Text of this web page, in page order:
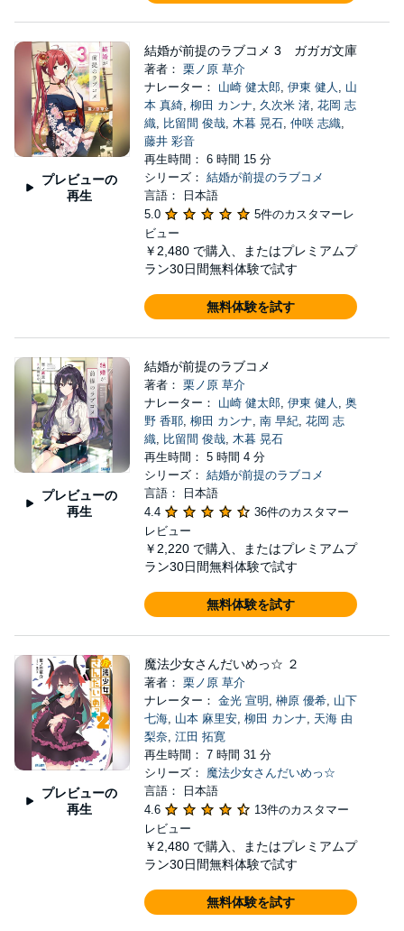
プレビューの
再生
結婚が前提のラブコメ 3 ガガガ文庫
著者： 栗ノ原 草介
ナレーター： 山崎 健太郎, 伊東 健人 , 山
本 真綺, 柳田 カンナ, 久次米 渚, 花岡 志
織, 比留間 俊哉, 木暮 晃石, 仲咲 志織,
藤井 彩音
再生時間： 6 時間 15 分
シリーズ： 結婚が前提のラブコメ
言語： 日本語
5.0
5件のカスタマーレ
ビュー
￥2,480 で購入、またはプレミアムプ
ラン30日間無料体験で試す
無料体験を試す
プレビューの
再生
結婚が前提のラブコメ
著者： 栗ノ原 草介
ナレーター： 山崎 健太郎, 伊東 健人 , 奥
野 香耶, 柳田 カンナ, 南 早紀, 花岡 志
織, 比留間 俊哉, 木暮 晃石
再生時間： 5 時間 4 分
シリーズ： 結婚が前提のラブコメ
言語： 日本語
4.4
36件のカスタマー
レビュー
￥2,220 で購入、またはプレミアムプ
ラン30日間無料体験で試す
無料体験を試す
プレビューの
再生
魔法少女さんだいめっ☆ ２
著者： 栗ノ原 草介
ナレーター： 金光 宣明 , 榊原 優希, 山下
七海, 山本 麻里安, 柳田 カンナ, 天海 由
梨奈, 江田 拓寛
再生時間： 7 時間 31 分
シリーズ： 魔法少女さんだいめっ☆
言語： 日本語
4.6
13件のカスタマー
レビュー
￥2,480 で購入、またはプレミアムプ
ラン30日間無料体験で試す
無料体験を試す